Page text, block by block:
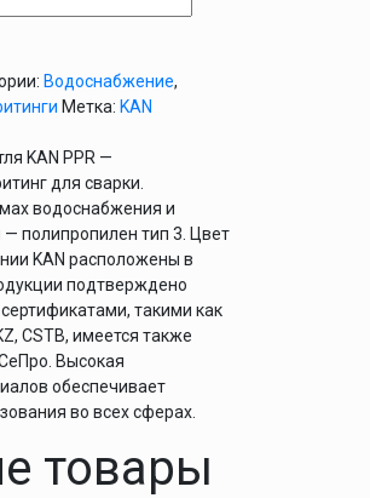
Водоснабжение,
Метка: KAN
KAN PPR —
для сварки.
водоснабжения и
полипропилен тип 3. Цвет
KAN расположены в
подтверждено
такими как
CSTB, имеется также
Высокая
обеспечивает
во всех сферах.
товары